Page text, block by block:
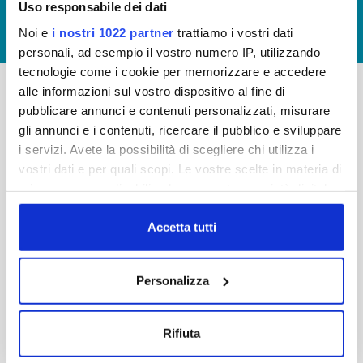
Uso responsabile dei dati
Noi e i nostri 1022 partner trattiamo i vostri dati
personali, ad esempio il vostro numero IP, utilizzando
tecnologie come i cookie per memorizzare e accedere
alle informazioni sul vostro dispositivo al fine di
pubblicare annunci e contenuti personalizzati, misurare
gli annunci e i contenuti, ricercare il pubblico e sviluppare
i servizi. Avete la possibilità di scegliere chi utilizza i
vostri dati e per quali scopi. Le vostre scelte in materia di
in cui avete effettuato le vostre scelte. È possibile
modificare o revocare il proprio consenso in qualsiasi
momento dalla Dichiarazione sui cookie o facendo clic
Con il tuo consenso, vorremmo anche:
raccogliere informazioni sulla tua posizione
Accetta tutti
Personalizza
Rifiuta
LAVORA CON NOI
Publiacqua S.p.A
Via Villamagna 90/c -
50126 Fi
Tel. +39 055688903
Reg Imprese Firenze
-
FAQ
PRIVACY POLICY
COOKIE
WHISTLEBLOWING
CREDITS